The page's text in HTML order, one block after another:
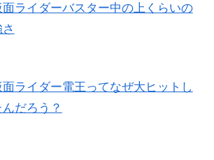
面ライダーバスター中の上くらいの
面ライダー電王ってなぜ大ヒットし
んだろう？